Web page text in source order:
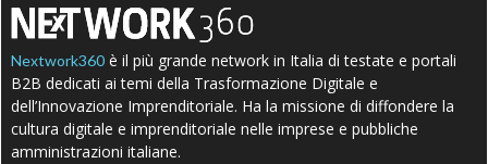
Nextwork360 è il più grande network in Italia di testate e portali
B2B dedicati ai temi della Trasformazione Digitale e
dell’Innovazione Imprenditoriale. Ha la missione di diffondere la
cultura digitale e imprenditoriale nelle imprese e pubbliche
amministrazioni italiane.